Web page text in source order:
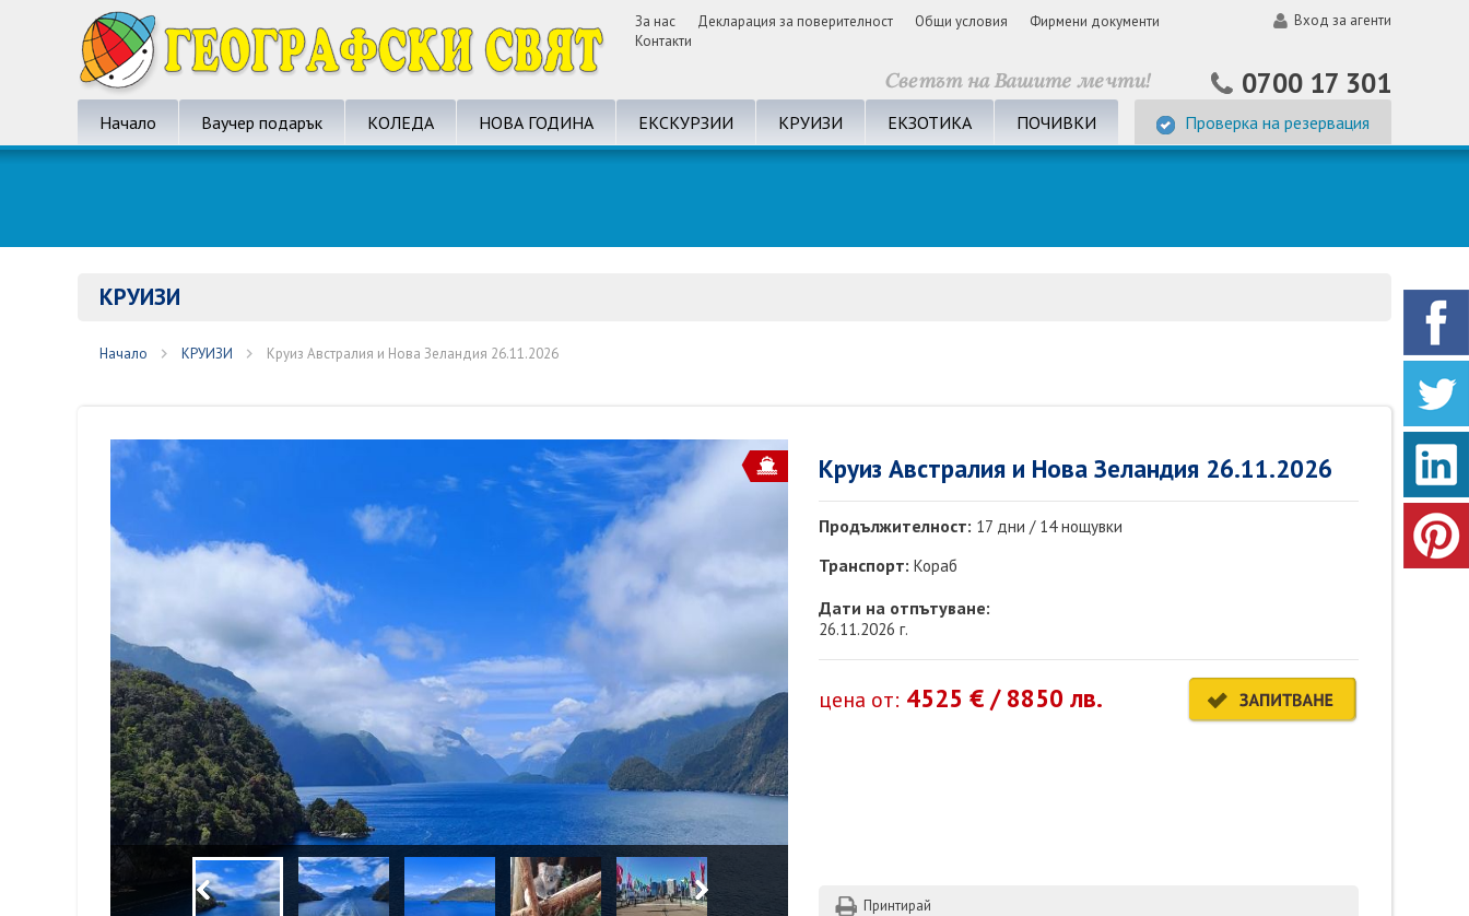
За нас Декларация за поверителност Общи условия
Фирмени документи
Контакти
Вход за агенти
0700 17 301
Начало Ваучер подарък КОЛЕДА НОВА ГОДИНА ЕКСКУРЗИИ КРУИЗИ ЕКЗОТИКА ПОЧИВКИ Проверка на резервация
КРУИЗИ
Начало КРУИЗИ Круиз Австралия и Нова Зеландия 26.11.2026
Круиз Австралия и Нова Зеландия 26.11.2026
Продължителност: 17 дни / 14 нощувки
Транспорт: Кораб
Дати на отпътуване:
26.11.2026 г.
цена от: 4525 € / 8850 лв.
Принтирай